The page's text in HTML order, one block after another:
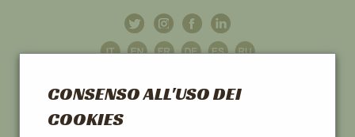
CONSENSO ALL'USO DEI
COOKIES